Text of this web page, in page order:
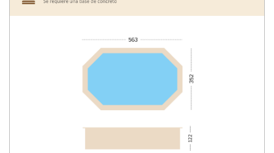
Montaje detallado instrucción